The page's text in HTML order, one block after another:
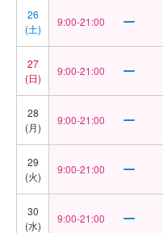
26
(土)
9:00-21:00
27
(日)
9:00-21:00
28
(月)
9:00-21:00
29
(火)
9:00-21:00
30
(水)
9:00-21:00